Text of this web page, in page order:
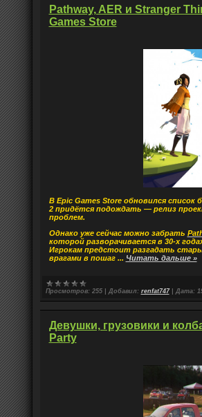
Pathway, AER и Stranger
Games Store
В Epic Games Store обновился
2 придётся подождать — релиз
проблем.
Однако уже сейчас можно забрать
которой разворачивается в 30-х
Игрокам предстоит разгадать
врагами в пошаг ... Читать дальше »
Просмотров: 255 Добавил: renfat747 Дата:
Девушки, грузовики и
Party